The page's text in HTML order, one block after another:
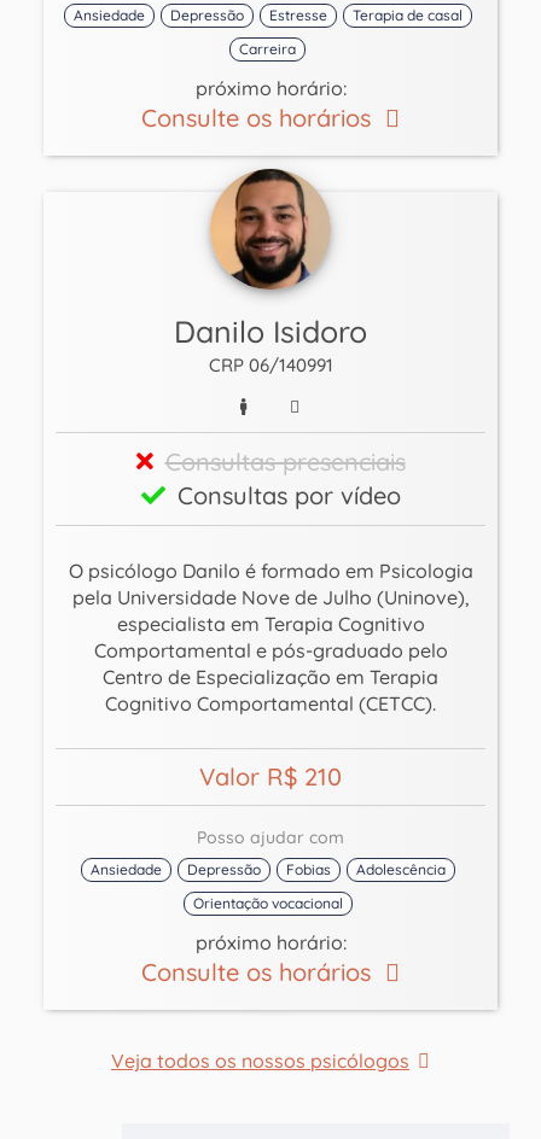
Ansiedade Depressão Estresse
Terapia de casal
Carreira
próximo horário:
Consulte os horários
Danilo Isidoro
CRP 06/140991
Consultas presenciais
Consultas por vídeo
O psicólogo Danilo é formado em Psicologia
pela Universidade Nove de Julho (Uninove),
especialista em Terapia Cognitivo
Comportamental e pós-graduado pelo
Centro de Especialização em Terapia
Cognitivo Comportamental (CETCC).
Valor R$ 210
Posso ajudar com
Ansiedade Depressão Fobias
Adolescência
Orientação vocacional
próximo horário:
Consulte os horários
Veja todos os nossos psicólogos